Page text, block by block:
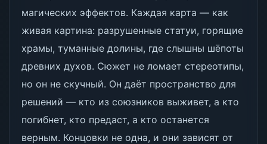
магических эффектов. Каждая карта — как
живая картина: разрушенные статуи, горящие
храмы, туманные долины, где слышны шёпоты
древних духов. Сюжет не ломает стереотипы,
но он не скучный. Он даёт пространство для
решений — кто из союзников выживет, а кто
погибнет, кто предаст, а кто останется
верным. Концовки не одна, и они зависят от